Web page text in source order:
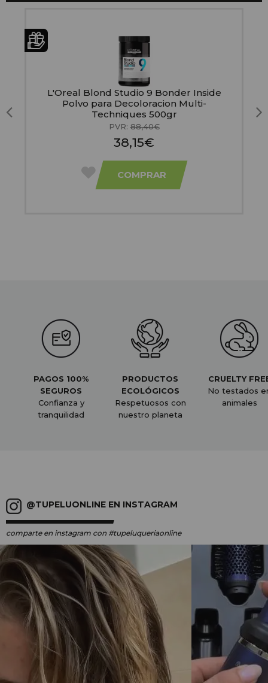
L'Oreal Blond Studio 9 Bonder Inside
Polvo para Decoloracion Multi-
Techniques 500gr
PVR:88,40€
38,15€
COMPRAR
PAGOS 100%
SEGUROS
Confianza y
tranquilidad
PRODUCTOS
ECOLÓGICOS
Respetuosos con
nuestro planeta
CRUELTY
No testados
animales
@TUPELUONLINE EN INSTAGRAM
comparte en instagram con #tupeluqueriaonline